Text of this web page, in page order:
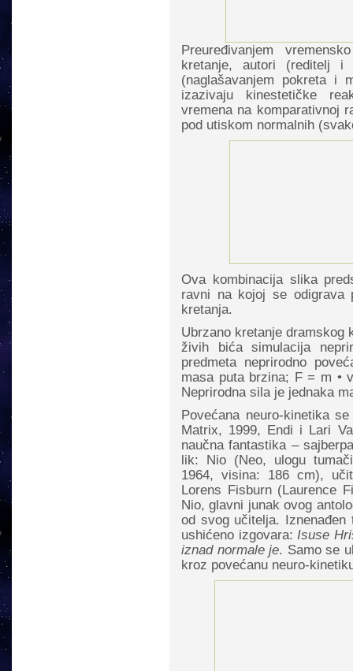
Preuređivanjem
kretanje, autori (reditelj i
(naglašavanjem pokreta i
izazivaju kinestetičke
vremena na komparativnoj
pod utiskom normalnih
Ova kombinacija slika
ravni na kojoj se odigrava
kretanja.
Ubrzano kretanje dramskog
živih bića simulacija
predmeta neprirodno
masa puta brzina; F = m •
Neprirodna sila je jednaka
Povećana neuro-kinetika
Matrix, 1999, Endi i Lari
naučna fantastika –
lik: Nio (Neo, ulogu
1964, visina: 186 cm),
Lorens Fisburn (Laurence
Nio, glavni junak ovog
od svog učitelja. Iznenađen
ushićeno izgovara: Isuse
iznad normale je. Samo se
kroz povećanu neuro-